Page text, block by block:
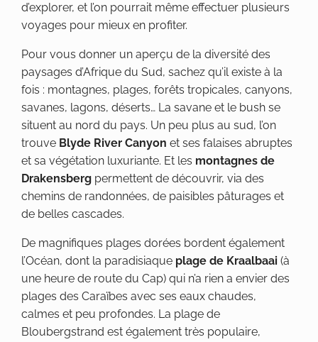
d’explorer, et l’on pourrait même effectuer plusieurs
voyages pour mieux en profiter.
Pour vous donner un aperçu de la diversité des
paysages d’Afrique du Sud, sachez qu’il existe à la
fois : montagnes, plages, forêts tropicales, canyons,
savanes, lagons, déserts… La savane et le bush se
situent au nord du pays. Un peu plus au sud, l’on
trouve Blyde River Canyon et ses falaises abruptes
et sa végétation luxuriante. Et les montagnes de
Drakensberg permettent de découvrir, via des
chemins de randonnées, de paisibles pâturages et
de belles cascades.
De magnifiques plages dorées bordent également
l’Océan, dont la paradisiaque plage de Kraalbaai (à
une heure de route du Cap) qui n’a rien a envier des
plages des Caraïbes avec ses eaux chaudes,
calmes et peu profondes. La plage de
Bloubergstrand est également très populaire,